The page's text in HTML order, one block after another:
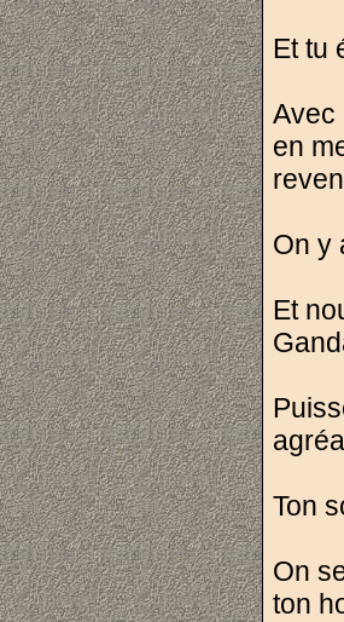
Et tu
Avec
en
On y
Et
Ton
On
ton